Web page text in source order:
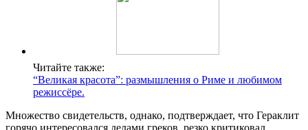
Читайте также:
“Великая красота”: размышления о Риме и любимом
режиссёре.
Множество свидетельств, однако, подтверждает, что Гераклит
горячо интересовался делами греков, резко критиковал